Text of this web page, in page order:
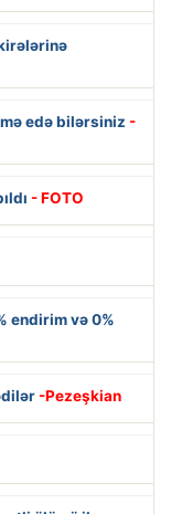
edə bilərsiniz -
- FOTO
endirim və 0%
-Pezeşkian